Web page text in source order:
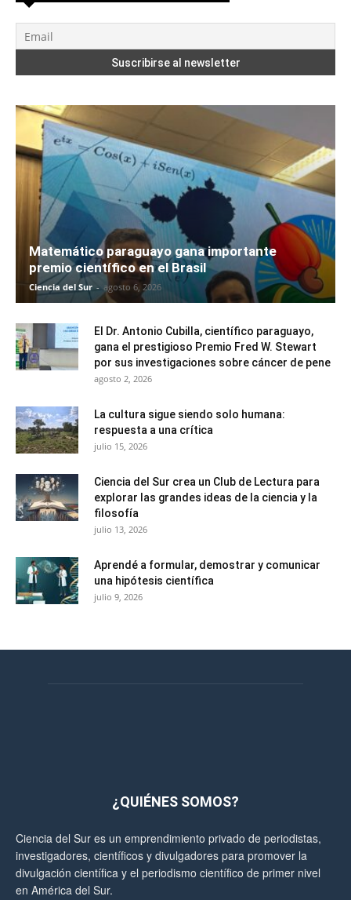
Matemático paraguayo gana importante
premio científico en el Brasil
Ciencia del Sur - agosto 6, 2026
El Dr. Antonio Cubilla, científico paraguayo,
gana el prestigioso Premio Fred W. Stewart
por sus investigaciones sobre cáncer de pene
agosto 2, 2026
La cultura sigue siendo solo humana:
respuesta a una crítica
julio 15, 2026
Ciencia del Sur crea un Club de Lectura para
explorar las grandes ideas de la ciencia y la
filosofía
julio 13, 2026
Aprendé a formular, demostrar y comunicar
una hipótesis científica
julio 9, 2026
¿QUIÉNES SOMOS?
Ciencia del Sur es un emprendimiento privado de periodistas,
investigadores, científicos y divulgadores para promover la
divulgación científica y el periodismo científico de primer nivel
en América del Sur.